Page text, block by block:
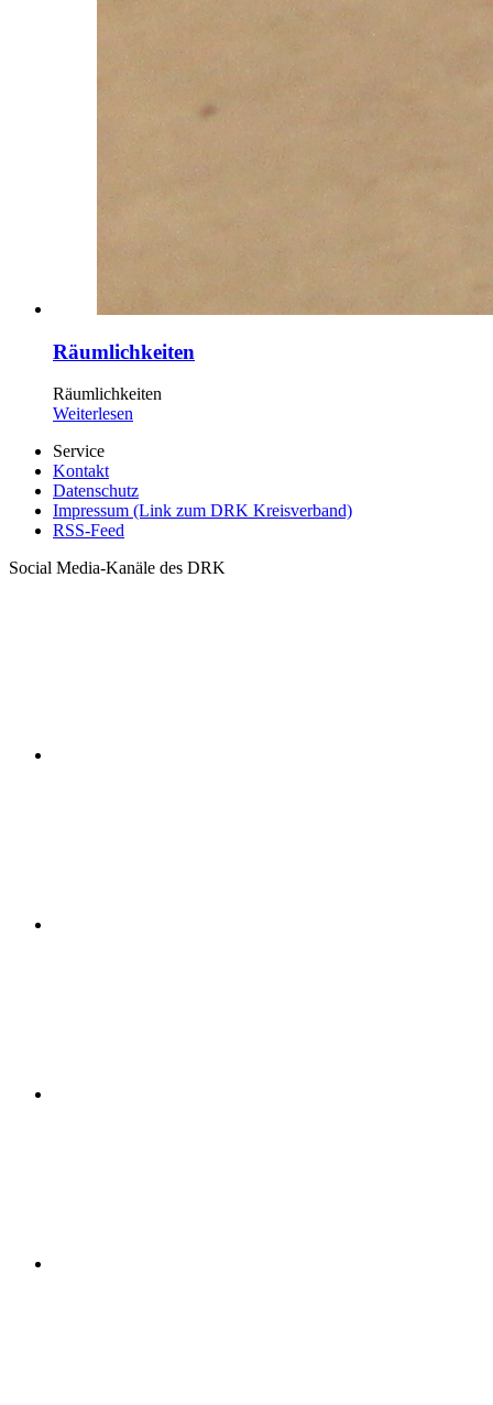
Räumlichkeiten
Räumlichkeiten
Weiterlesen
Service
Kontakt
Datenschutz
Impressum (Link zum DRK Kreisverband)
RSS-Feed
Social Media-Kanäle des DRK